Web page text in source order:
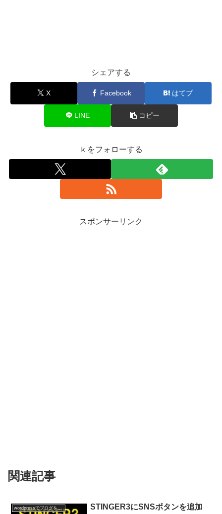
シェアする
X Facebook はてブ
LINE コピー
ｋをフォローする
スポンサーリンク
関連記事
STINGER3にSNSボタンを追加